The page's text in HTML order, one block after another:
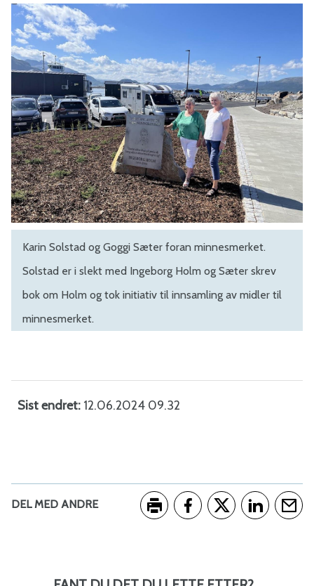
Karin Solstad og Goggi Sæter foran minnesmerket.
Solstad er i slekt med Ingeborg Holm og Sæter skrev
bok om Holm og tok initiativ til innsamling av midler til
minnesmerket.
Sist endret 12.06.2024 09.32
DEL MED ANDRE